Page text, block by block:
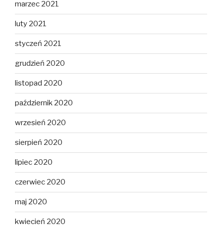
marzec 2021
luty 2021
styczeń 2021
grudzień 2020
listopad 2020
październik 2020
wrzesień 2020
sierpień 2020
lipiec 2020
czerwiec 2020
maj 2020
kwiecień 2020